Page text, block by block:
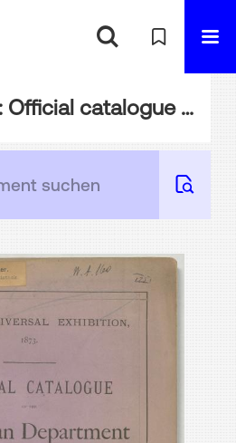
BIBL-WA160: Official catalogue of the American Department ; Vienna Universal Exhibition 1873